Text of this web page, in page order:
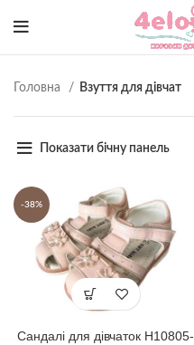
Головна Взуття для дівчат
Показати бічну панель
-38%
Сандалі для дівчаток Н10805-